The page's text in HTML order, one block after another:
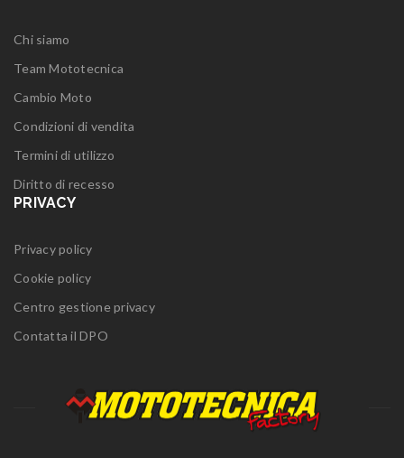
Chi siamo
Team Mototecnica
Cambio Moto
Condizioni di vendita
Termini di utilizzo
Diritto di recesso
PRIVACY
Privacy policy
Cookie policy
Centro gestione privacy
Contatta il DPO